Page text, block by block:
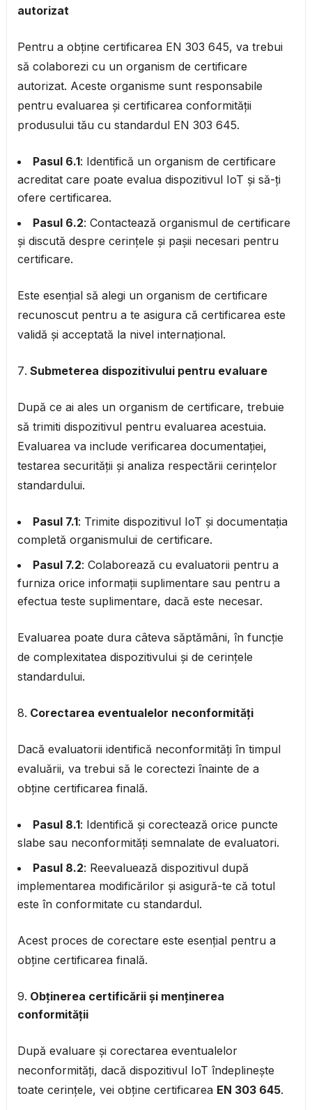
autorizat
Pentru a obține certificarea EN 303 645, va trebui
să colaborezi cu un organism de certificare
autorizat. Aceste organisme sunt responsabile
pentru evaluarea și certificarea conformității
produsului tău cu standardul EN 303 645.
Pasul 6.1: Identifică un organism de certificare
acreditat care poate evalua dispozitivul IoT și să-ți
ofere certificarea.
Pasul 6.2: Contactează organismul de certificare
și discută despre cerințele și pașii necesari pentru
certificare.
Este esențial să alegi un organism de certificare
recunoscut pentru a te asigura că certificarea este
validă și acceptată la nivel internațional.
Submeterea dispozitivului pentru evaluare
După ce ai ales un organism de certificare, trebuie
să trimiti dispozitivul pentru evaluarea acestuia.
Evaluarea va include verificarea documentației,
testarea securității și analiza respectării cerințelor
standardului.
Pasul 7.1: Trimite dispozitivul IoT și documentația
completă organismului de certificare.
Pasul 7.2: Colaborează cu evaluatorii pentru a
furniza orice informații suplimentare sau pentru a
efectua teste suplimentare, dacă este necesar.
Evaluarea poate dura câteva săptămâni, în funcție
de complexitatea dispozitivului și de cerințele
standardului.
Corectarea eventualelor neconformități
Dacă evaluatorii identifică neconformități în timpul
evaluării, va trebui să le corectezi înainte de a
obține certificarea finală.
Pasul 8.1: Identifică și corectează orice puncte
slabe sau neconformități semnalate de evaluatori.
Pasul 8.2: Reevaluează dispozitivul după
implementarea modificărilor și asigură-te că totul
este în conformitate cu standardul.
Acest proces de corectare este esențial pentru a
obține certificarea finală.
Obținerea certificării și menținerea
conformității
După evaluare și corectarea eventualelor
neconformități, dacă dispozitivul IoT îndeplinește
toate cerințele, vei obține certificarea EN 303 645.